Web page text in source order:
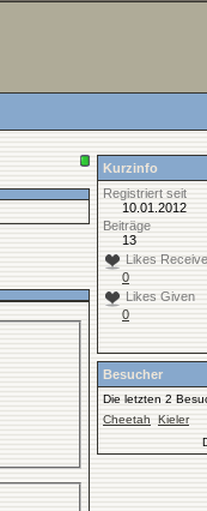
Kurzinfo
Registriert seit
10.01.2012
Beiträge
13
Likes
0
Likes Given
0
Besucher
Die letzten 2
Cheetah
Kieler